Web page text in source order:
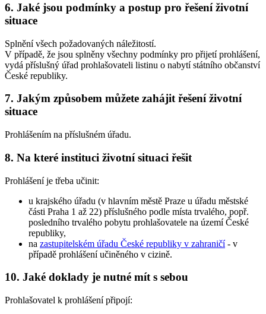
6. Jaké jsou podmínky a postup pro řešení životní
situace
Splnění všech požadovaných náležitostí.
V případě, že jsou splněny všechny podmínky pro přijetí prohlášení,
vydá příslušný úřad prohlašovateli listinu o nabytí státního občanství
České republiky.
7. Jakým způsobem můžete zahájit řešení životní
situace
Prohlášením na příslušném úřadu.
8. Na které instituci životní situaci řešit
Prohlášení je třeba učinit:
u krajského úřadu (v hlavním městě Praze u úřadu městské
části Praha 1 až 22) příslušného podle místa trvalého, popř.
posledního trvalého pobytu prohlašovatele na území České
republiky,
na zastupitelském úřadu České republiky v zahraničí- v
případě prohlášení učiněného v cizině.
10. Jaké doklady je nutné mít s sebou
Prohlašovatel k prohlášení připojí: